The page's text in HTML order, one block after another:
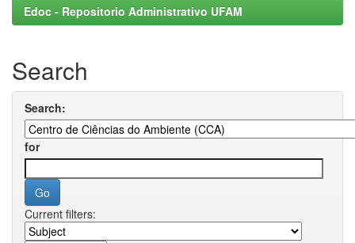
Edoc - Repositorio Administrativo UFAM
Search
Search:
for
Current filters: